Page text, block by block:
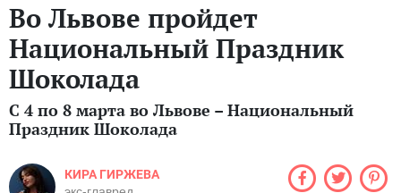
Во Львове пройдет
Национальный Праздник
Шоколада
С 4 по 8 марта во Львове – Национальный
Праздник Шоколада
КИРА ГИРЖЕВА